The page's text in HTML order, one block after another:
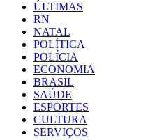
ÚLTIMAS
RN
NATAL
POLÍTICA
POLÍCIA
ECONOMIA
BRASIL
SAÚDE
ESPORTES
CULTURA
SERVIÇOS